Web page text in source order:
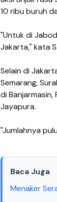
10 ribu buruh
"Untuk di
Jakarta," kata
Selain di
Semarang,
di
Jayapura.
"Jumlahnya
Baca Juga
Menaker